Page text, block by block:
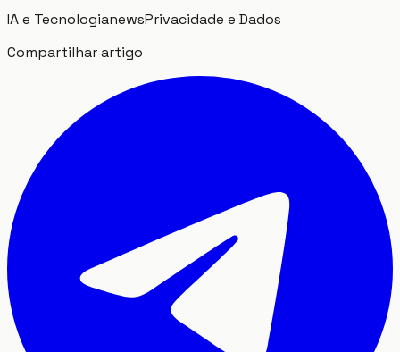
IA e TecnologianewsPrivacidade e Dados
Compartilhar artigo